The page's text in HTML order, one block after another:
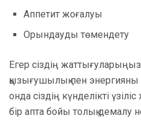
Аппетит жоғалуы
Орындауды төмендету
Егер сіздің
қызығушылық пен энергияны
онда сіздің күнделікті
бір апта бойы толық демалу